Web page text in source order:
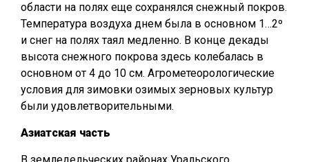
области на полях еще сохранялся снежный покров.
Температура воздуха днем была в основном 1…2º
и снег на полях таял медленно. В конце декады
высота снежного покрова здесь колебалась в
основном от 4 до 10 см. Агрометеорологические
условия для зимовки озимых зерновых культур
были удовлетворительными.
Азиатская часть